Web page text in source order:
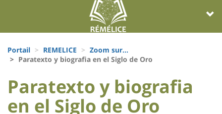
Recherche
Block
liste
composantes
d'Ariane
Portail REMELICE
Zoom sur...
Paratexto y biografia en el Siglo de Oro
University
:
University
:
Titre
Paratexto y biografia
en el Siglo de Oro